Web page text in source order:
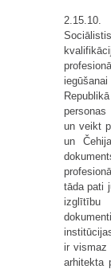
un veikt
un
tāda pati
izglītību
ir vismaz
arhitekta